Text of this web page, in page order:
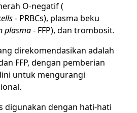
O-negatif (
- PRBCs), plasma beku
plasma- FFP), dan trombosit.
direkomendasikan adalah
FFP, dengan pemberian
untuk mengurangi
digunakan dengan hati-hati